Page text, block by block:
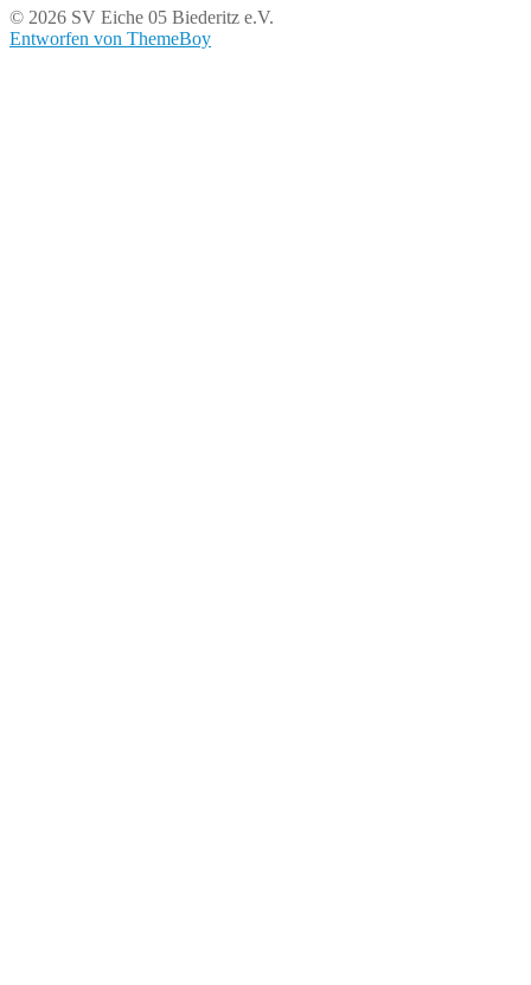
© 2026 SV Eiche 05 Biederitz e.V.
Entworfen von ThemeBoy